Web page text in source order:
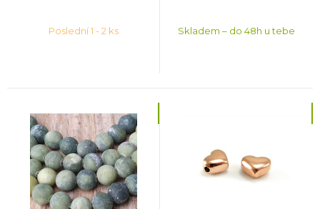
Poslední 1 - 2 ks Skladem – do 48h u tebe